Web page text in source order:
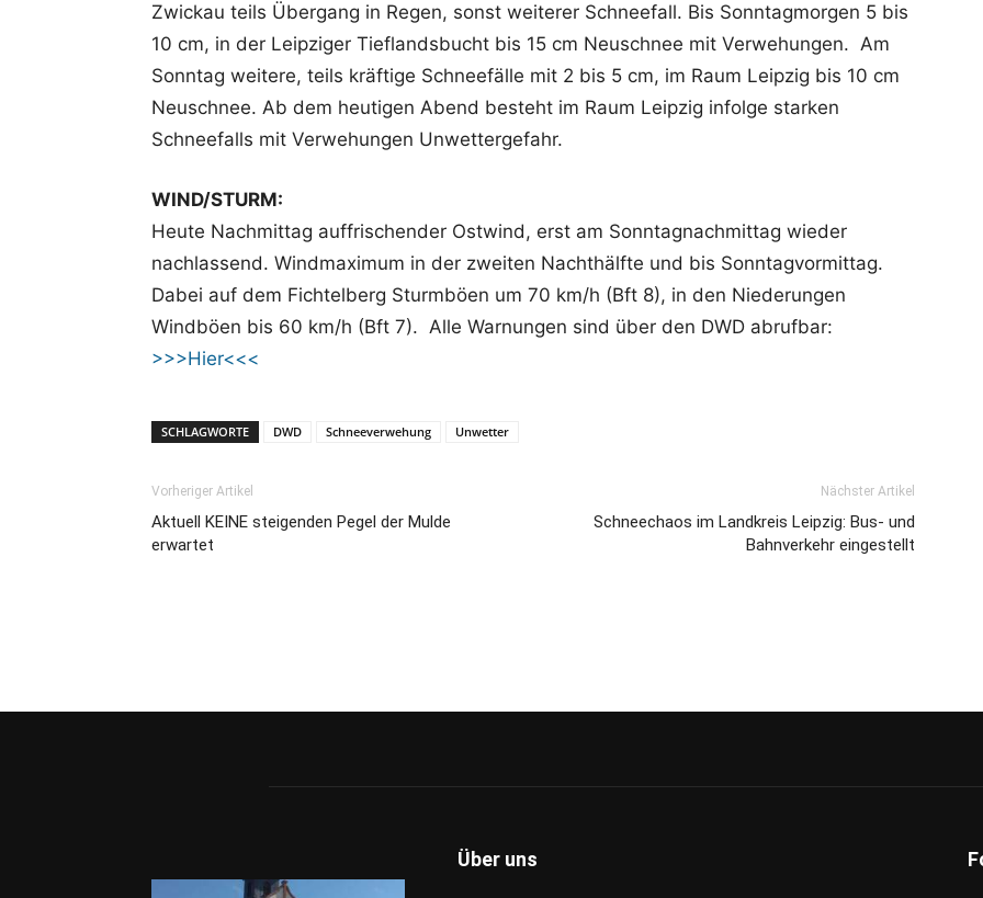
Zwickau teils Übergang in Regen, sonst weiterer Schneefall. Bis Sonntagmorgen 5 bis
10 cm, in der Leipziger Tieflandsbucht bis 15 cm Neuschnee mit Verwehungen. Am
Sonntag weitere, teils kräftige Schneefälle mit 2 bis 5 cm, im Raum Leipzig bis 10 cm
Neuschnee. Ab dem heutigen Abend besteht im Raum Leipzig infolge starken
Schneefalls mit Verwehungen Unwettergefahr.
WIND/STURM:
Heute Nachmittag auffrischender Ostwind, erst am Sonntagnachmittag wieder
nachlassend. Windmaximum in der zweiten Nachthälfte und bis Sonntagvormittag.
Dabei auf dem Fichtelberg Sturmböen um 70 km/h (Bft 8), in den Niederungen
Windböen bis 60 km/h (Bft 7). Alle Warnungen sind über den DWD abrufbar:
>>>Hier<<<
SCHLAGWORTE DWD Schneeverwehung Unwetter
Vorheriger Artikel
Aktuell KEINE steigenden Pegel der Mulde
erwartet
Nächster Artikel
Schneechaos im Landkreis Leipzig: Bus- und
Bahnverkehr eingestellt
Über uns